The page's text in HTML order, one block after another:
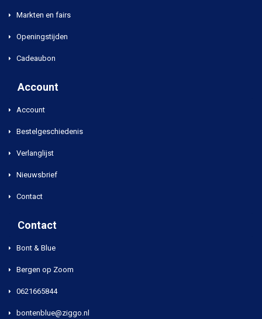
Markten en fairs
Openingstijden
Cadeaubon
Account
Account
Bestelgeschiedenis
Verlanglijst
Nieuwsbrief
Contact
Contact
Bont & Blue
Bergen op Zoom
0621665844
bontenblue@ziggo.nl